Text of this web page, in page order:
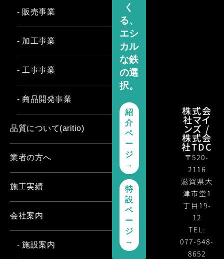
株式会
社マイ
ンズ /
株式会
社TDC
〒520-
2116
滋賀県大
津市堂1
丁目19-
12
TEL:
077-548-
8652
く
る、
エシ
カル
な鉄
の選
択。
紹
介
ペ
ー
ジ
→
特
設
ペ
ー
ジ
→
- 販売事業
- 加工事業
- 工事事業
- 商品開発事業
品質について(aritio)
業者の方へ
施工実績
会社案内
- 施設案内